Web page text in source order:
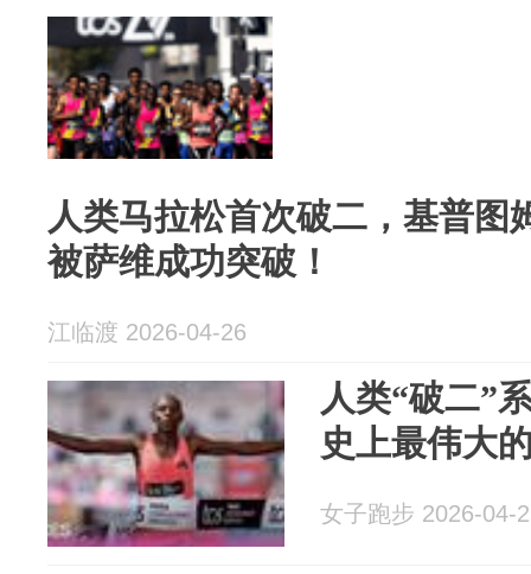
人类马拉松首次破二，基普图
被萨维成功突破！
江临渡 2026-04-26
人类“破二”
史上最伟大
女子跑步 2026-04-